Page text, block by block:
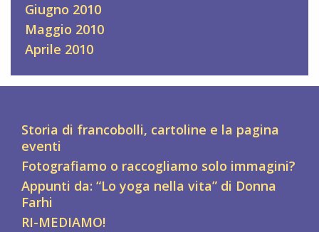
Giugno 2010
Maggio 2010
Aprile 2010
Storia di francobolli, cartoline e la pagina
eventi
Fotografiamo o raccogliamo solo immagini?
Appunti da: “Lo yoga nella vita” di Donna
Farhi
RI-MEDIAMO!